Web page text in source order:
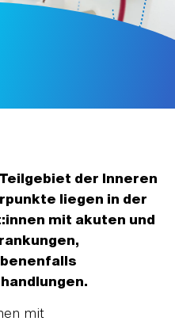
der Inneren
liegen in der
mit akuten und
mit